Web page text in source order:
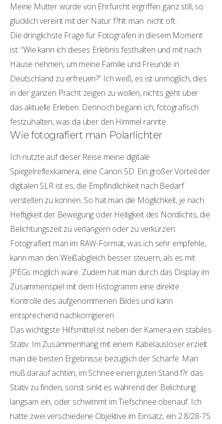
Meine Mutter wurde von Ehrfurcht ergriffen ganz still, so
glücklich vereint mit der Natur f?hlt man nicht oft.
Die dringlichste Frage für Fotografen in diesem Moment
ist: “Wie kann ich dieses Erlebnis festhalten und mit nach
Hause nehmen, um meine Familie und Freunde in
Deutschland zu erfreuen?” Ich weiß, es ist unmöglich, dies
in der ganzen Pracht zeigen zu wollen, nichts geht über
das aktuelle Erleben. Dennoch begann ich, fotografisch
festzuhalten, was da über den Himmel rannte.
Wie fotografiert man Polarlichter
Ich nutzte auf dieser Reise meine digitale
Spiegelreflexkamera, eine Canon 5D. Ein großer Vorteil der
digitalen SLR ist es, die Empfindlichkeit nach Bedarf
verstellen zu können. So hat man die Möglichkeit, je nach
Heftigkeit der Bewegung oder Helligkeit des Nordlichts, die
Belichtungszeit zu verlängern oder zu verkürzen.
Fotografiert man im RAW-Format, was ich sehr empfehle,
kann man den Weißabgleich besser steuern, als es mit
JPEGs möglich wäre. Zudem hat man durch das Display im
Zusammenspiel mit dem Histogramm eine direkte
Kontrolle des aufgenommenen Bildes und kann
entsprechend nachkorrigieren.
Das wichtigste Hilfsmittel ist neben der Kamera ein stabiles
Stativ. Im Zusammenhang mit einem Kabelauslöser erzielt
man die besten Ergebnisse bezüglich der Schärfe. Man
muß darauf achten, im Schnee einen guten Stand f?r das
Stativ zu finden, sonst sinkt es während der Belichtung
langsam ein, oder schwimmt im Tiefschnee obenauf. Ich
hatte zwei verschiedene Objektive im Einsatz, ein 2.8/28-75